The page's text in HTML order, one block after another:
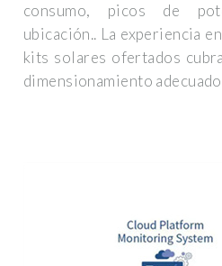
consumo, picos de
ubicación.. La experiencia
kits solares ofertados
dimensionamiento